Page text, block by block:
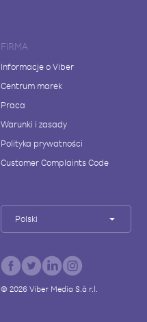
FIRMA
Informacje o Viber
Centrum marek
Praca
Warunki i zasady
Polityka prywatności
Customer Complaints Code
Polski
© 2026Viber Media S.à r.l.